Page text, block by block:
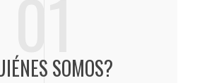
SOMOS?